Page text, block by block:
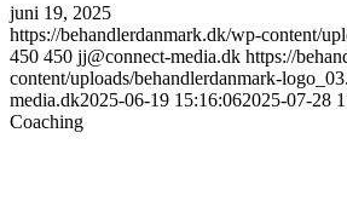
juni 19, 2025
https://behandlerdanmark.dk/wp-content/
450 450 jj@connect-media.dk https://
content/uploads/behandlerdanmark-
media.dk2025-06-19 15:16:062025-07-28
Coaching